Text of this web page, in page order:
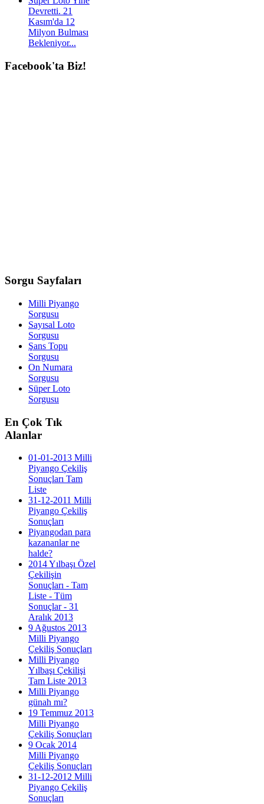
Devretti. 21
Kasım'da 12
Milyon Bulması
Bekleniyor...
Facebook'ta Biz!
Sorgu Sayfaları
Milli Piyango
Sorgusu
Sayısal Loto
Sorgusu
Şans Topu
Sorgusu
On Numara
Sorgusu
Süper Loto
Sorgusu
En Çok Tık
Alanlar
01-01-2013 Milli
Piyango Çekiliş
Sonuçları Tam
Liste
31-12-2011 Milli
Piyango Çekiliş
Sonuçları
Piyangodan para
kazananlar ne
halde?
2014 Yılbaşı Özel
Çekilişin
Sonuçları - Tam
Liste - Tüm
Sonuçlar - 31
Aralık 2013
9 Ağustos 2013
Milli Piyango
Çekiliş Sonuçları
Milli Piyango
Yılbaşı Çekilişi
Tam Liste 2013
Milli Piyango
günah mı?
19 Temmuz 2013
Milli Piyango
Çekiliş Sonuçları
9 Ocak 2014
Milli Piyango
Çekiliş Sonuçları
31-12-2012 Milli
Piyango Çekiliş
Sonuçları